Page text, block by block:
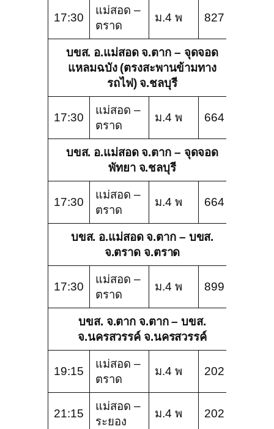
17:30
แม่สอด –
ตราด
ม.4 พ 827
บขส. อ.แม่สอด จ.ตาก – จุดจอด
แหลมฉบัง (ตรงสะพานข้ามทาง
รถไฟ) จ.ชลบุรี
17:30
แม่สอด –
ตราด
ม.4 พ 664
บขส. อ.แม่สอด จ.ตาก – จุดจอด
พัทยา จ.ชลบุรี
17:30
แม่สอด –
ตราด
ม.4 พ 664
บขส. อ.แม่สอด จ.ตาก – บขส.
จ.ตราด จ.ตราด
17:30
แม่สอด –
ตราด
ม.4 พ 899
บขส. จ.ตาก จ.ตาก – บขส.
จ.นครสวรรค์ จ.นครสวรรค์
19:15
แม่สอด –
ตราด
ม.4 พ 202
21:15
แม่สอด –
ระยอง
ม.4 พ 202